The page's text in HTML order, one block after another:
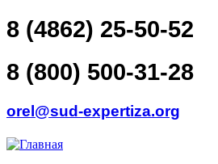
Перейти к основному содержанию
Skip to search
8 (4862) 25-50-52
8 (800) 500-31-28
orel@sud-expertiza.org